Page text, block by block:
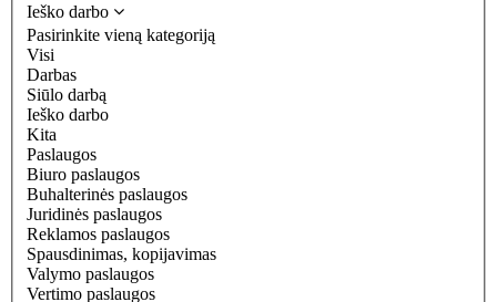
Ieško darbo
Pasirinkite vieną kategoriją
Visi
Darbas
Siūlo darbą
Ieško darbo
Kita
Paslaugos
Biuro paslaugos
Buhalterinės paslaugos
Juridinės paslaugos
Reklamos paslaugos
Spausdinimas, kopijavimas
Valymo paslaugos
Vertimo paslaugos